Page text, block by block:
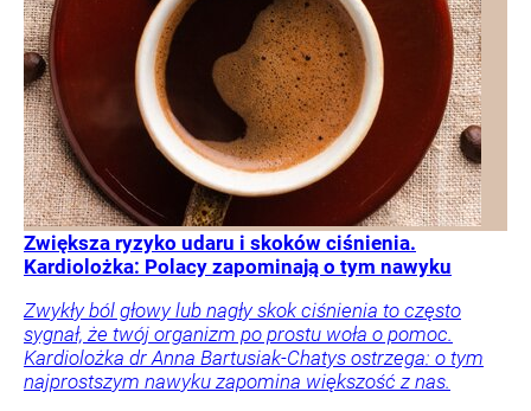
Zwiększa ryzyko udaru i skoków ciśnienia.
Kardiolożka: Polacy zapominają o tym nawyku
Zwykły ból głowy lub nagły skok ciśnienia to często
sygnał, że twój organizm po prostu woła o pomoc.
Kardiolożka dr Anna Bartusiak-Chatys ostrzega: o tym
najprostszym nawyku zapomina większość z nas.